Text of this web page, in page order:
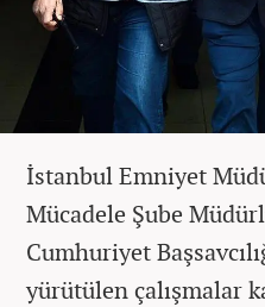
İstanbul Emniyet
Mücadele Şube
Cumhuriyet
yürütülen çalışmalar